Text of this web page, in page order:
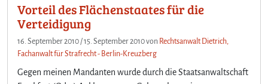
Vorteil des Flächenstaates für die
Verteidigung
16. September 2010 /15. September 2010von Rechtsanwalt Dietrich,
Fachanwalt für Strafrecht - Berlin-Kreuzberg
Gegen meinen Mandanten wurde durch die Staatsanwaltschaft